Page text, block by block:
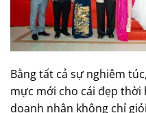
Bằng tất cả sự nghiêm
mực mới cho cái đẹp thời
doanh nhân không chỉ